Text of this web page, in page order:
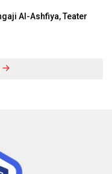
Al-Ashfiya, Teater